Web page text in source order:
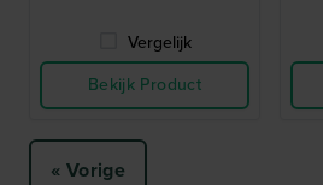
Vergelijk
Bekijk Product
« Vorige